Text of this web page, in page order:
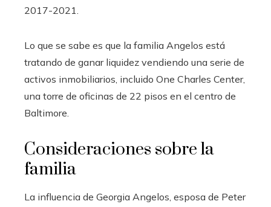
2017-2021.
Lo que se sabe es que la familia Angelos está
tratando de ganar liquidez vendiendo una serie de
activos inmobiliarios, incluido One Charles Center,
una torre de oficinas de 22 pisos en el centro de
Baltimore.
Consideraciones sobre la
familia
La influencia de Georgia Angelos, esposa de Peter